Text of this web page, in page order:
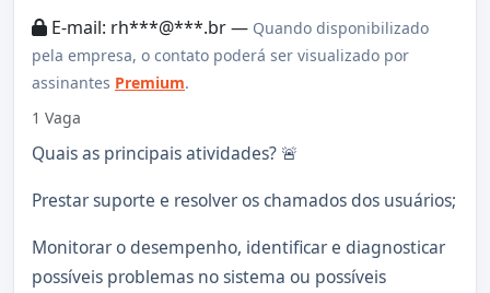
E-mail: rh***@***.br — Quando disponibilizado
pela empresa, o contato poderá ser visualizado por
assinantes Premium.
1 Vaga
Quais as principais atividades? 🚨
Prestar suporte e resolver os chamados dos usuários;
Monitorar o desempenho, identificar e diagnosticar
possíveis problemas no sistema ou possíveis